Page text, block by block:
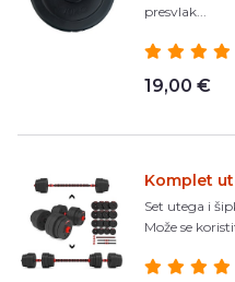
presvlak...
19,00 €
Komplet
Set utega i
Može se